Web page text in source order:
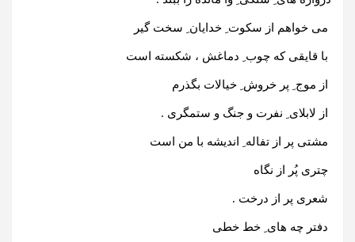
می خواهم از سکوت ِ خدایان ِ سخت گیر
با قایقی که چوب ِ دماغش ، شکسته است
از موج ِ پر خروش ِ خیالات بگذرم
از لابلای ِ نفرت و جنگ و ستمگری .
مشتی پر از تفاله ِ اندیشه با من است
چتری پُر از نگاه
شعری پر از درخت .
دفتر چه های ِ خط خطی